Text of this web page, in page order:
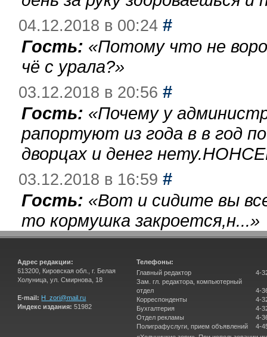
04.12.2018 в 00:24 #
Гость: «Потому что не
чё с урала?»
03.12.2018 в 20:56 #
Гость: «Почему у
рапортуют из года в в год
дворцах и денег
03.12.2018 в 16:59 #
Гость: «Вот и сидите вы
то кормушка закроется,н...»
Адрес редакции:
613200, Кировская обл., г. Белая
Холуница, ул. Смирнова, 18
E-mail: H_zori@mail.ru
Индекс издания: 51982
Телефоны:
Главный редактор
Зам. гл. редактора, компьютерный
отдел
Корреспонденты
Бухгалтерия
Отдел рекламы
Полиграфуслуги, прием объявлений
4-
4-
4-
4-
4-
4-